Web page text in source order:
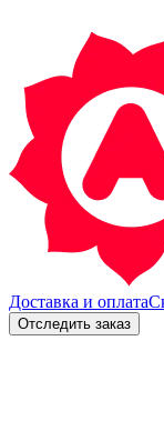
Доставка и оплата
Отследить заказ